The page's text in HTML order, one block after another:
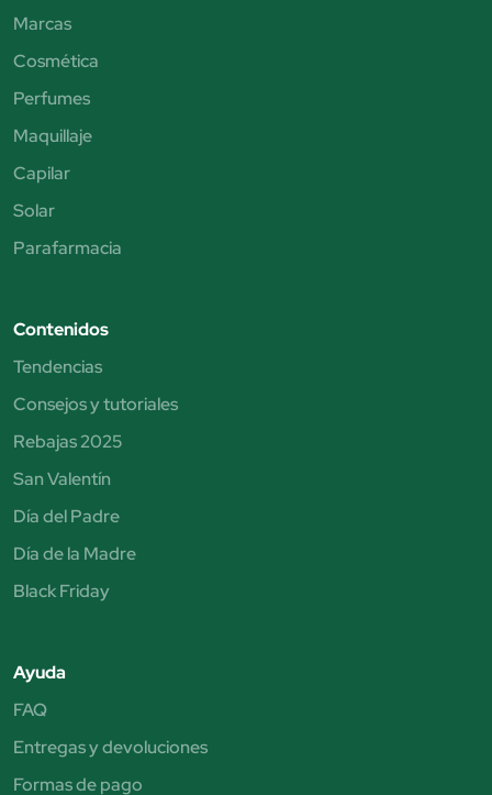
Marcas
Cosmética
Perfumes
Maquillaje
Capilar
Solar
Parafarmacia
Contenidos
Tendencias
Consejos y tutoriales
Rebajas 2025
San Valentín
Día del Padre
Día de la Madre
Black Friday
Ayuda
FAQ
Entregas y devoluciones
Formas de pago